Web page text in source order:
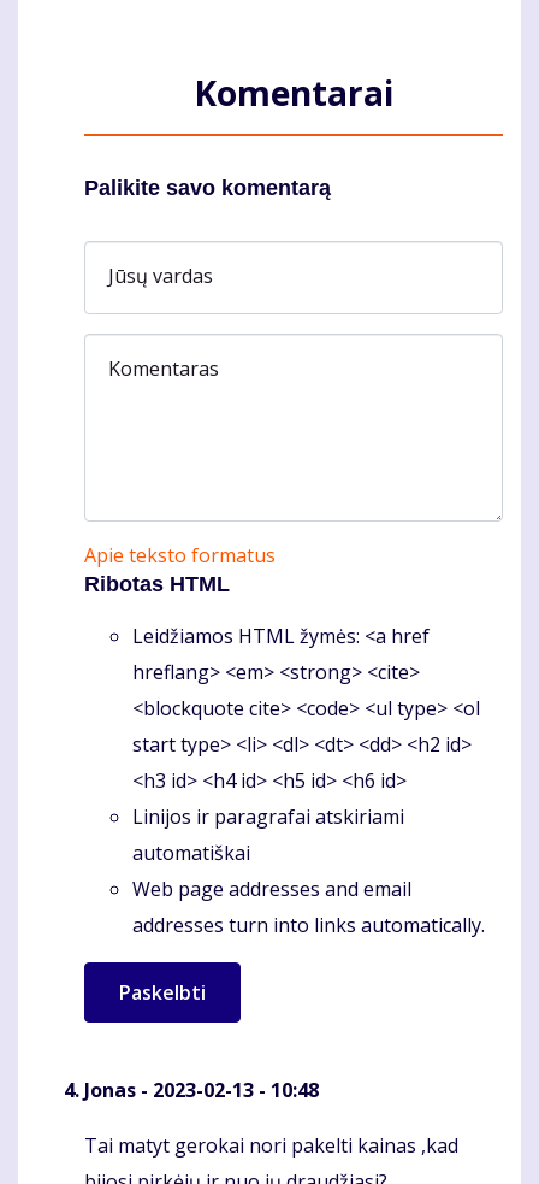
Komentarai
Palikite savo komentarą
Jūsų vardas
Komentaras
Apie teksto formatus
Ribotas HTML
Leidžiamos HTML žymės: <a href
hreflang> <em> <strong> <cite>
<blockquote cite> <code> <ul type> <ol
start type> <li> <dl> <dt> <dd> <h2 id>
<h3 id> <h4 id> <h5 id> <h6 id>
Linijos ir paragrafai atskiriami
automatiškai
Web page addresses and email
addresses turn into links automatically.
Jonas - 2023-02-13 - 10:48
Komentaras
Tai matyt gerokai nori pakelti kainas ,kad